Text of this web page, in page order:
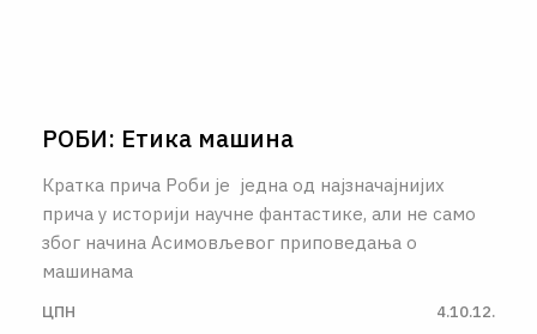
РОБИ: Етика машина
Кратка прича Роби је једна од најзначајнијих
прича у историји научне фантастике, али не само
због начина Асимовљевог приповедања о
машинама
ЦПН 4.10.12.